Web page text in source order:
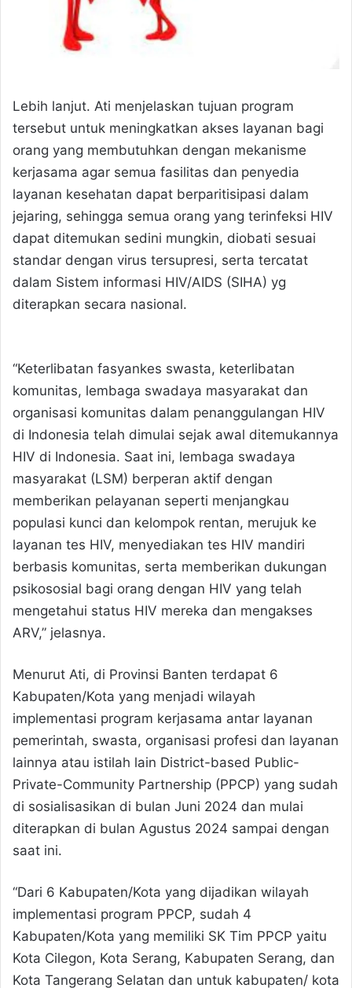
Lebih lanjut. Ati menjelaskan tujuan program
tersebut untuk meningkatkan akses layanan bagi
orang yang membutuhkan dengan mekanisme
kerjasama agar semua fasilitas dan penyedia
layanan kesehatan dapat berparitisipasi dalam
jejaring, sehingga semua orang yang terinfeksi HIV
dapat ditemukan sedini mungkin, diobati sesuai
standar dengan virus tersupresi, serta tercatat
dalam Sistem informasi HIV/AIDS (SIHA) yg
diterapkan secara nasional.
“Keterlibatan fasyankes swasta, keterlibatan
komunitas, lembaga swadaya masyarakat dan
organisasi komunitas dalam penanggulangan HIV
di Indonesia telah dimulai sejak awal ditemukannya
HIV di Indonesia. Saat ini, lembaga swadaya
masyarakat (LSM) berperan aktif dengan
memberikan pelayanan seperti menjangkau
populasi kunci dan kelompok rentan, merujuk ke
layanan tes HIV, menyediakan tes HIV mandiri
berbasis komunitas, serta memberikan dukungan
psikososial bagi orang dengan HIV yang telah
mengetahui status HIV mereka dan mengakses
ARV,” jelasnya.
Menurut Ati, di Provinsi Banten terdapat 6
Kabupaten/Kota yang menjadi wilayah
implementasi program kerjasama antar layanan
pemerintah, swasta, organisasi profesi dan layanan
lainnya atau istilah lain District-based Public-
Private-Community Partnership (PPCP) yang sudah
di sosialisasikan di bulan Juni 2024 dan mulai
diterapkan di bulan Agustus 2024 sampai dengan
saat ini.
“Dari 6 Kabupaten/Kota yang dijadikan wilayah
implementasi program PPCP, sudah 4
Kabupaten/Kota yang memiliki SK Tim PPCP yaitu
Kota Cilegon, Kota Serang, Kabupaten Serang, dan
Kota Tangerang Selatan dan untuk kabupaten/ kota